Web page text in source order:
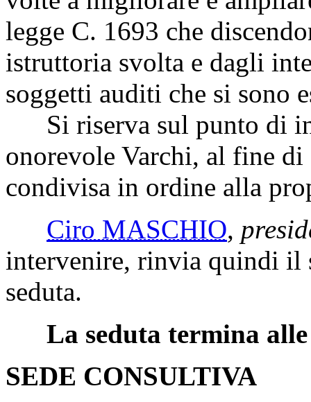
legge C. 1693 che
istruttoria svolta e dagli
soggetti auditi che si sono
Si riserva sul punto di
onorevole Varchi, al fine di
condivisa in ordine alla
Ciro MASCHIO,
intervenire, rinvia quindi il
seduta.
La seduta termina
SEDE CONSULTIVA